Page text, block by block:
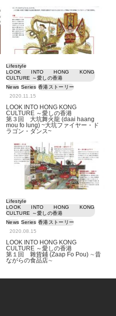
Lifestyle
LOOK INTO HONG KONG
CULTURE ～愛しの香港
News Series 香港ストーリー
2020.11.15
LOOK INTO HONG KONG
CULTURE ～愛しの香港
第３回 大坑舞火龍 (daai haang
mou fo lung) ~大坑ファイヤー・ド
ラゴン・ダンス~
Lifestyle
LOOK INTO HONG KONG
CULTURE ～愛しの香港
News Series 香港ストーリー
2020.08.15
LOOK INTO HONG KONG
CULTURE ～愛しの香港
第１回 雜貨鋪 (Zaap Fo Pou) ∼昔
ながらの食品店∼